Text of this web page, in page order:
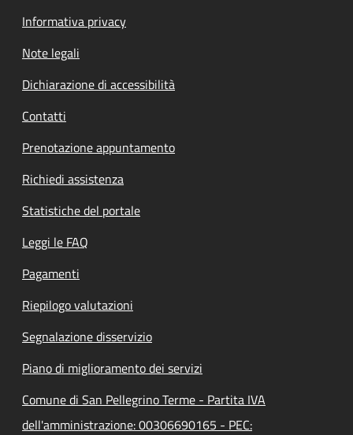
Informativa privacy
Note legali
Dichiarazione di accessibilità
Contatti
Prenotazione appuntamento
Richiedi assistenza
Statistiche del portale
Leggi le FAQ
Pagamenti
Riepilogo valutazioni
Segnalazione disservizio
Piano di miglioramento dei servizi
Comune di San Pellegrino Terme - Partita IVA
dell'amministrazione: 00306690165 - PEC: